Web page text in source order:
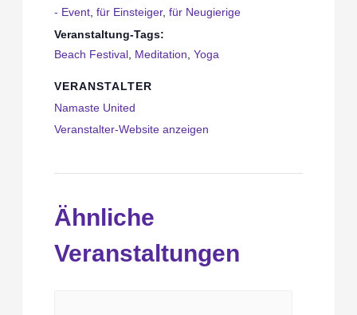
- Event,für Einsteiger,für Neugierige
Veranstaltung-Tags:
Beach Festival, Meditation,Yoga
VERANSTALTER
Namaste United
Veranstalter-Website anzeigen
Ähnliche
Veranstaltungen